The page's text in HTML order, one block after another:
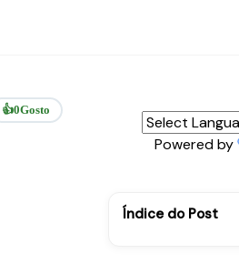
👍0Gosto
Powered by
Índice do Post